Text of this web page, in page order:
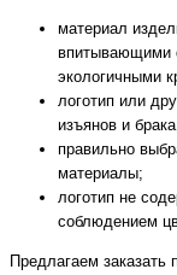
материал
впитывающими
экологичными
логотип или
изъянов и
правильно
материалы;
логотип не
соблюдением
Предлагаем заказать